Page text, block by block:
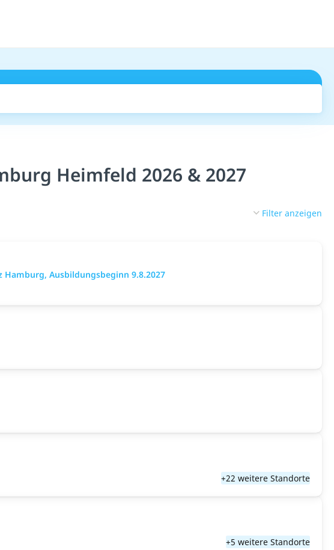
Heimfeld 2026 & 2027
Filter anzeigen
Ausbildungsbeginn 9.8.2027
+22 weitere Standorte
+5 weitere Standorte